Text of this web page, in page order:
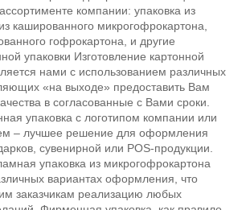
компании: упаковка из
кашированного микрогофрокартона,
гофрокартона, и другие
упаковки Изготовление картонной
нами с использованием различных
«на выходе» предоставить Вам
в согласованные с Вами сроки.
упаковка с логотипом компании или
– лучшее решение для оформления
сувенирной или POS-продукции.
упаковка из микрогофрокартона
вариантах оформления, что
заказчикам реализацию любых